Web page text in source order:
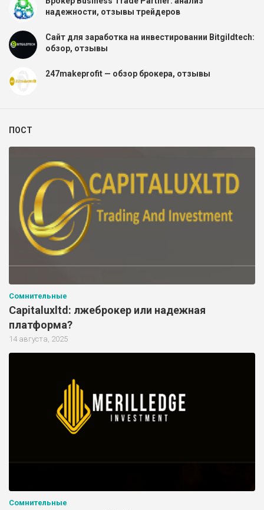
надежности, отзывы трейдеров
Сайт для заработка на инвестировании Bitgildtech:
обзор, отзывы
247makeprofit — обзор брокера, отзывы
ПОСТ
Сомнительные
Capitaluxltd: лжеброкер или надежная
платформа?
14 августа, 2025
Сомнительные